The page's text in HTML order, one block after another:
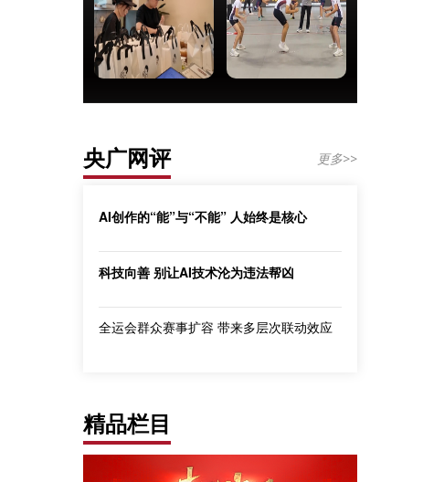
央广网评 更多>>
AI创作的“能”与“不能” 人始终是核心
科技向善 别让AI技术沦为违法帮凶
全运会群众赛事扩容 带来多层次联动效应
精品栏目